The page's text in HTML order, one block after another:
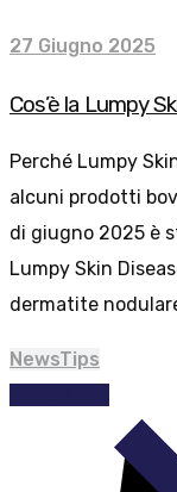
27 Giugno 2025
Cos’è la Lumpy
Perché Lumpy
alcuni prodotti
di giugno 2025 è
Lumpy Skin
dermatite
NewsTips